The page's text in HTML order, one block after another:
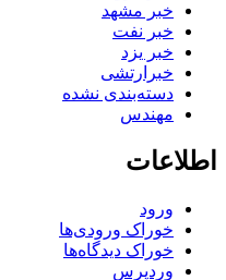
خبر مشهد
خبر نفت
خبر یزد
خبرارتشی
دسته‌بندی نشده
مهندس
اطلاعات
ورود
خوراک ورودی‌ها
خوراک دیدگاه‌ها
وردپرس